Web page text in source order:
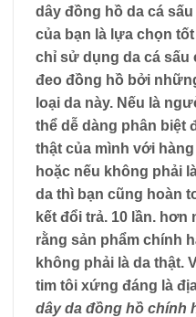
dây đồng hồ da cá
của bạn là lựa chọn
chỉ sử dụng da cá sấu
đeo đồng hồ bởi
loại da này. Nếu là
thể dễ dàng phân biệt
thật của mình với
hoặc nếu không phải
da thì bạn cũng hoàn
kết đổi trả. 10 lần.
rằng sản phẩm chính
không phải là da thật.
tim tôi xứng đáng là
dây da đồng hồ chính